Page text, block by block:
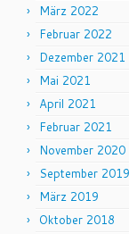
März 2022
Februar 2022
Dezember 2021
Mai 2021
April 2021
Februar 2021
November 2020
September 2019
März 2019
Oktober 2018